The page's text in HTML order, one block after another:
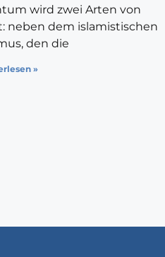
wird zwei Arten von
neben dem islamistischen
den die
»